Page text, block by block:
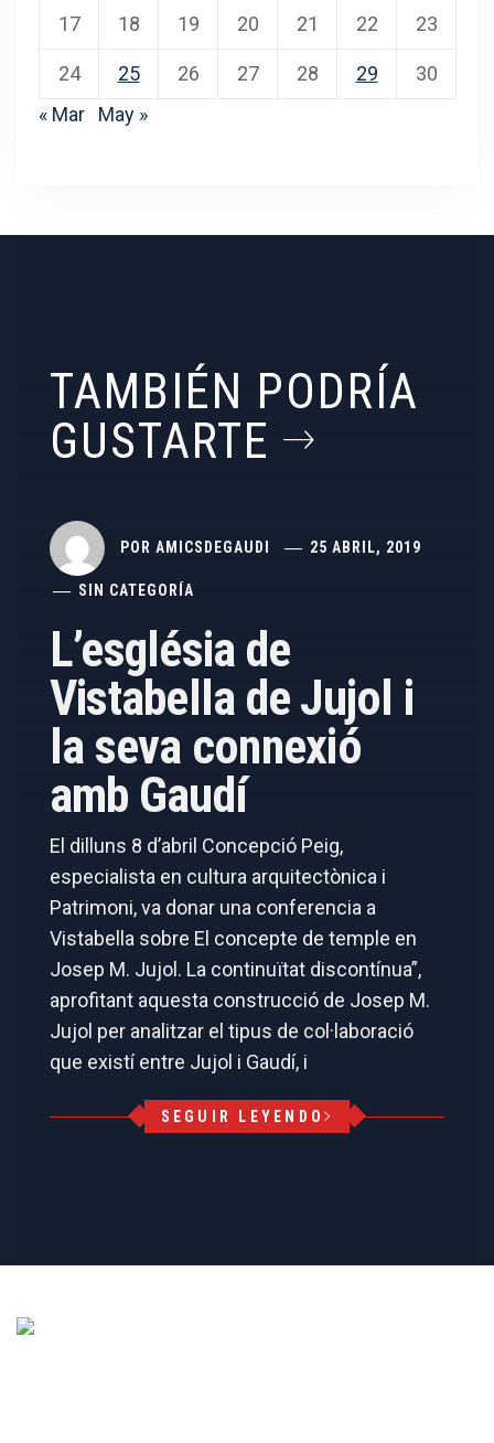
17 18 19 20 21 22 23
24 25 26 27 28 29
30
« Mar
May »
TAMBIÉN PODRÍA
GUSTARTE
POR AMICSDEGAUDI 25 ABRIL, 2019
SIN CATEGORÍA
L’església de
Vistabella de Jujol i
la seva connexió
amb Gaudí
El dilluns 8 d’abril Concepció Peig,
especialista en cultura arquitectònica i
Patrimoni, va donar una conferencia a
Vistabella sobre El concepte de temple en
Josep M. Jujol. La continuïtat discontínua”,
aprofitant aquesta construcció de Josep M.
Jujol per analitzar el tipus de col·laboració
que existí entre Jujol i Gaudí, i
SEGUIR LEYENDO